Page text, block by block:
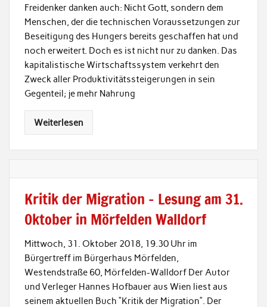
Freidenker danken auch: Nicht Gott, sondern dem
Menschen, der die technischen Voraussetzungen zur
Beseitigung des Hungers bereits geschaffen hat und
noch erweitert. Doch es ist nicht nur zu danken. Das
kapitalistische Wirtschaftssystem verkehrt den
Zweck aller Produktivitätssteigerungen in sein
Gegenteil; je mehr Nahrung
Weiterlesen
Kritik der Migration – Lesung am 31.
Oktober in Mörfelden Walldorf
Mittwoch, 31. Oktober 2018, 19.30 Uhr im
Bürgertreff im Bürgerhaus Mörfelden,
Westendstraße 60, Mörfelden-Walldorf Der Autor
und Verleger Hannes Hofbauer aus Wien liest aus
seinem aktuellen Buch “Kritik der Migration”. Der